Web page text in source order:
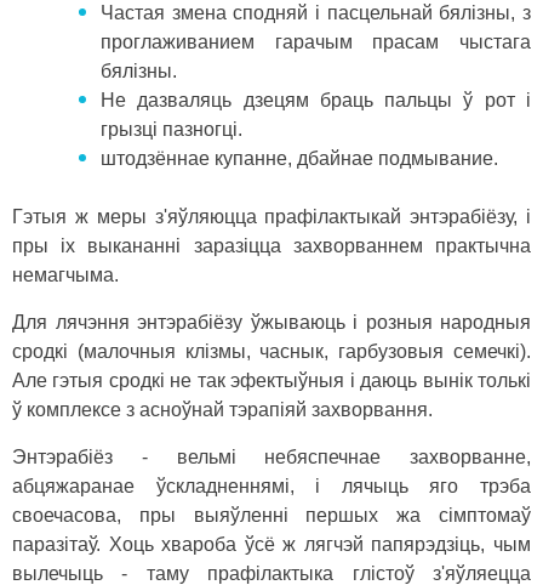
Частая змена сподняй і пасцельнай бялізны, з
проглаживанием гарачым прасам чыстага
бялізны.
Не дазваляць дзецям браць пальцы ў рот і
грызці пазногці.
штодзённае купанне, дбайнае подмывание.
Гэтыя ж меры з'яўляюцца прафілактыкай энтэрабіёзу, і
пры іх выкананні заразіцца захворваннем практычна
немагчыма.
Для лячэння энтэрабіёзу ўжываюць і розныя народныя
сродкі (малочныя клізмы, часнык, гарбузовыя семечкі).
Але гэтыя сродкі не так эфектыўныя і даюць вынік толькі
ў комплексе з асноўнай тэрапіяй захворвання.
Энтэрабіёз - вельмі небяспечнае захворванне,
абцяжаранае ўскладненнямі, і лячыць яго трэба
своечасова, пры выяўленні першых жа сімптомаў
паразітаў. Хоць хвароба ўсё ж лягчэй папярэдзіць, чым
вылечыць - таму прафілактыка глістоў з'яўляецца